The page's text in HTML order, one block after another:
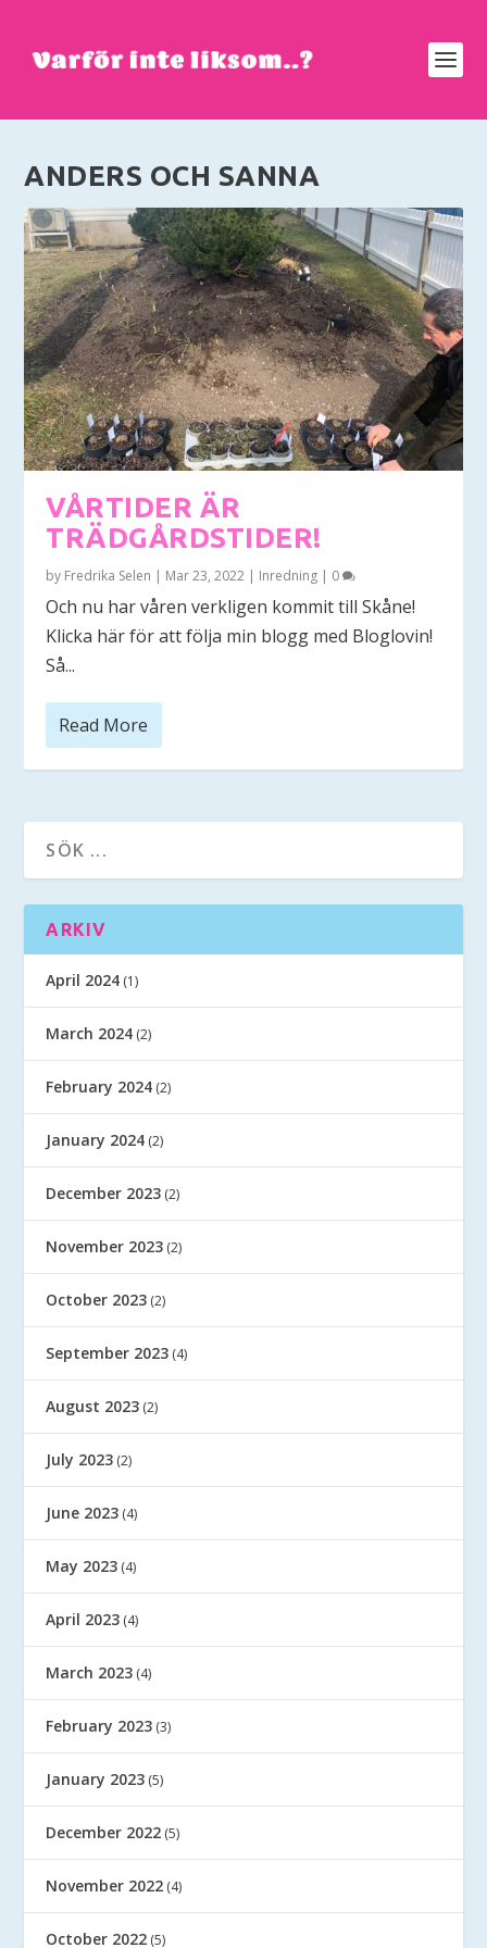
ANDERS OCH SANNA
VÅRTIDER ÄR
TRÄDGÅRDSTIDER!
by Fredrika Selen | Mar 23, 2022 | Inredning | 0
Och nu har våren verkligen kommit till Skåne!
Klicka här för att följa min blogg med Bloglovin!
Så...
Read More
ARKIV
April 2024 (1)
March 2024 (2)
February 2024 (2)
January 2024 (2)
December 2023 (2)
November 2023 (2)
October 2023 (2)
September 2023 (4)
August 2023 (2)
July 2023 (2)
June 2023 (4)
May 2023 (4)
April 2023 (4)
March 2023 (4)
February 2023 (3)
January 2023 (5)
December 2022 (5)
November 2022 (4)
October 2022 (5)